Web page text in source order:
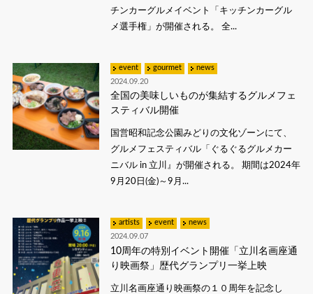
チンカーグルメイベント「キッチンカーグル
メ選手権」が開催される。 全...
event gourmet
news
2024.09.20
全国の美味しいものが集結するグルメフェ
スティバル開催
国営昭和記念公園みどりの文化ゾーンにて、
グルメフェスティバル「ぐるぐるグルメカー
ニバル in 立川』が開催される。 期間は2024年
9月20日(金)～9月...
artists event
news
2024.09.07
10周年の特別イベント開催「立川名画座通
り映画祭」歴代グランプリ一挙上映
立川名画座通り映画祭の１０周年を記念し